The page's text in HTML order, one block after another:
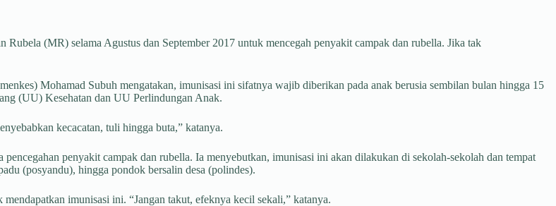
(MR) selama Agustus dan September 2017 untuk mencegah penyakit campak dan rubella. Jika tak
Mohamad Subuh mengatakan, imunisasi ini sifatnya wajib diberikan pada anak berusia sembilan bulan hingga 15
(UU) Kesehatan dan UU Perlindungan Anak.
kecacatan, tuli hingga buta,” katanya.
penyakit campak dan rubella. Ia menyebutkan, imunisasi ini akan dilakukan di sekolah-sekolah dan tempat
(posyandu), hingga pondok bersalin desa (polindes).
imunisasi ini. “Jangan takut, efeknya kecil sekali,” katanya.